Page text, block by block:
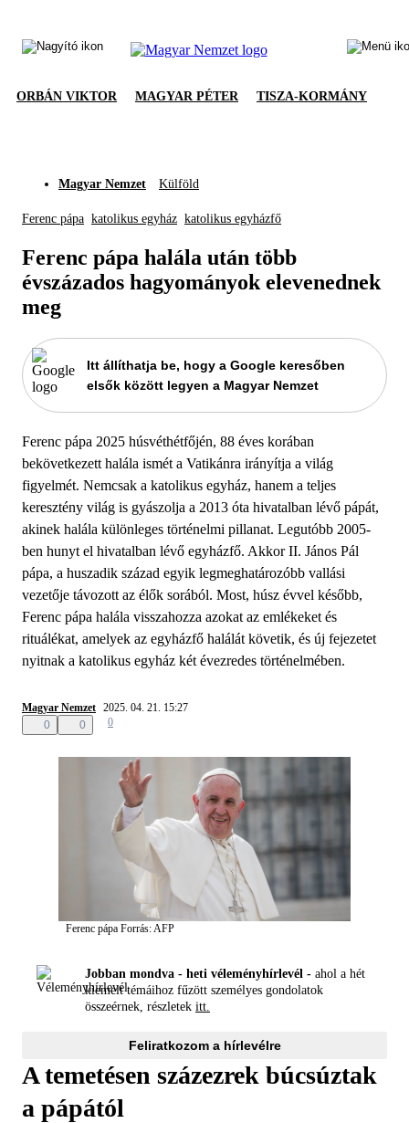
ORBÁN VIKTOR MAGYAR PÉTER TISZA-KORMÁNY
Magyar Nemzet Külföld
Ferenc pápa katolikus egyház katolikus egyházfő
Ferenc pápa halála után több
évszázados hagyományok elevenednek
meg
Itt állíthatja be, hogy a Google keresőben
elsők között legyen a Magyar Nemzet
Ferenc pápa 2025 húsvéthétfőjén, 88 éves korában
bekövetkezett halála ismét a Vatikánra irányítja a világ
figyelmét. Nemcsak a katolikus egyház, hanem a teljes
keresztény világ is gyászolja a 2013 óta hivatalban lévő pápát,
akinek halála különleges történelmi pillanat. Legutóbb 2005-
ben hunyt el hivatalban lévő egyházfő. Akkor II. János Pál
pápa, a huszadik század egyik legmeghatározóbb vallási
vezetője távozott az élők sorából. Most, húsz évvel később,
Ferenc pápa halála visszahozza azokat az emlékeket és
rituálékat, amelyek az egyházfő halálát követik, és új fejezetet
nyitnak a katolikus egyház két évezredes történelmében.
Magyar Nemzet 2025. 04. 21. 15:27
0
0 0
Ferenc pápa Forrás: AFP
Jobban mondva - heti véleményhírlevél - ahol a hét
kiemelt témáihoz fűzött személyes gondolatok
összeérnek, részletek itt.
Feliratkozom a hírlevélre
A temetésen százezrek búcsúztak
a pápától